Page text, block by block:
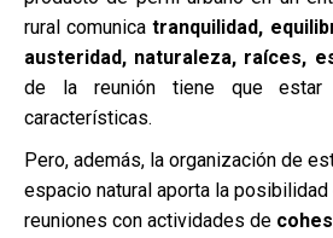
rural comunica tranquilidad,
austeridad, naturaleza, raíces,
de la reunión tiene que estar
características.
Pero, además, la organización de
espacio natural aporta la posibilidad
reuniones con actividades de